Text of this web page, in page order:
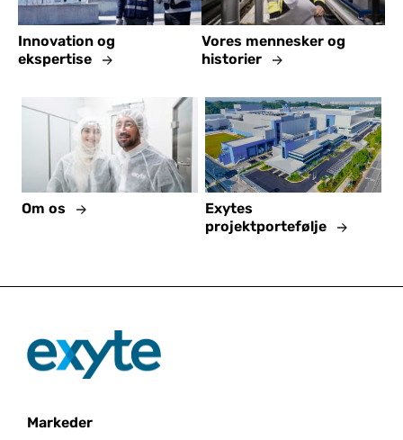
Innovation og
ekspertise
Vores mennesker og
historier
Om os
Exytes
projektportefølje
Markeder